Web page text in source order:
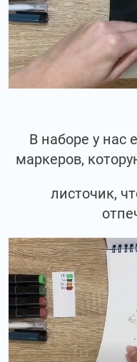
В наборе у нас
маркеров,
листочик,